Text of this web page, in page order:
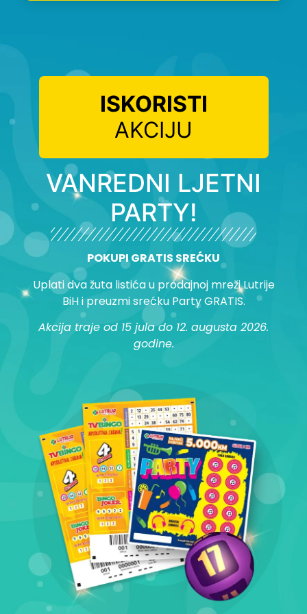
ISKORISTI
AKCIJU
VANREDNI LJETNI
PARTY!
POKUPI GRATIS SREĆKU
Uplati dva žuta listića u prodajnoj mreži Lutrije
BiH i preuzmi srećku Party GRATIS.
Akcija traje od 15 jula do 12. augusta 2026.
godine.